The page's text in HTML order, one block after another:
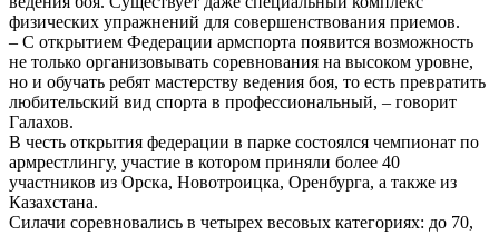
физических упражнений для совершенствования приемов.
– С открытием Федерации армспорта появится возможность
не только организовывать соревнования на высоком уровне,
но и обучать ребят мастерству ведения боя, то есть превратить
любительский вид спорта в профессиональный, – говорит
Галахов.
В честь открытия федерации в парке состоялся чемпионат по
армрестлингу, участие в котором приняли более 40
участников из Орска, Новотроицка, Оренбурга, а также из
Казахстана.
Силачи соревновались в четырех весовых категориях: до 70,